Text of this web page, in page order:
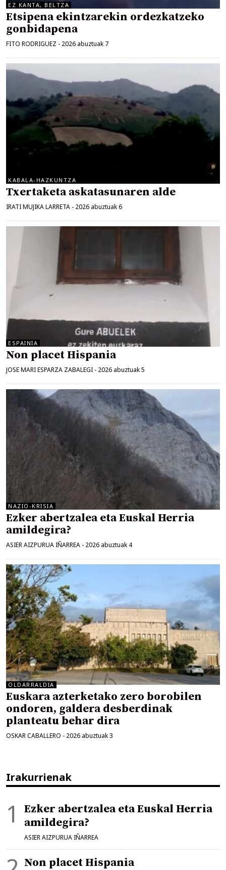
EZ KANTA, BELTZA
Etsipena ekintzarekin ordezkatzeko
gonbidapena
FITO RODRIGUEZ - 2026 abuztuak 7
KABALA-HAZKUNTZA
Txertaketa askatasunaren alde
IRATI MUJIKA LARRETA - 2026 abuztuak 6
ESPAINIA
Non placet Hispania
JOSE MARI ESPARZA ZABALEGI - 2026 abuztuak 5
NAZIO-KRISIA
Ezker abertzalea eta Euskal Herria
amildegira?
ASIER AIZPURUA IÑARREA - 2026 abuztuak 4
OLDARRALDIA
Euskara azterketako zero borobilen
ondoren, galdera desberdinak
planteatu behar dira
OSKAR CABALLERO - 2026 abuztuak 3
Irakurrienak
Ezker abertzalea eta Euskal Herria
amildegira?
ASIER AIZPURUA IÑARREA
Non placet Hispania